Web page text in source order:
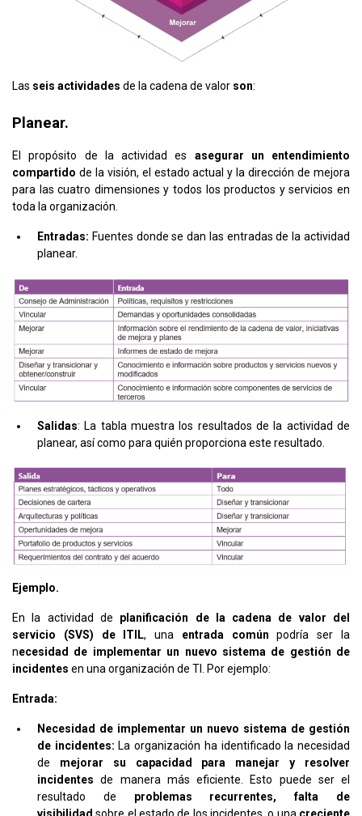
Las seis actividades de la cadena de valor son:
Planear.
El propósito de la actividad es asegurar un entendimiento
compartido de la visión, el estado actual y la dirección de mejora
para las cuatro dimensiones y todos los productos y servicios en
toda la organización.
Entradas: Fuentes donde se dan las entradas de la actividad
planear.
Salidas: La tabla muestra los resultados de la actividad de
planear, así como para quién proporciona este resultado.
Ejemplo.
En la actividad de planificación de la cadena de valor del
servicio (SVS) de ITIL, una entrada común podría ser la
necesidad de implementar un nuevo sistema de gestión de
incidentes en una organización de TI. Por ejemplo:
Entrada:
Necesidad de implementar un nuevo sistema de gestión
de incidentes: La organización ha identificado la necesidad
de mejorar su capacidad para manejar y resolver
incidentes de manera más eficiente. Esto puede ser el
resultado de problemas recurrentes, falta de
visibilidad sobre el estado de los incidentes, o una creciente